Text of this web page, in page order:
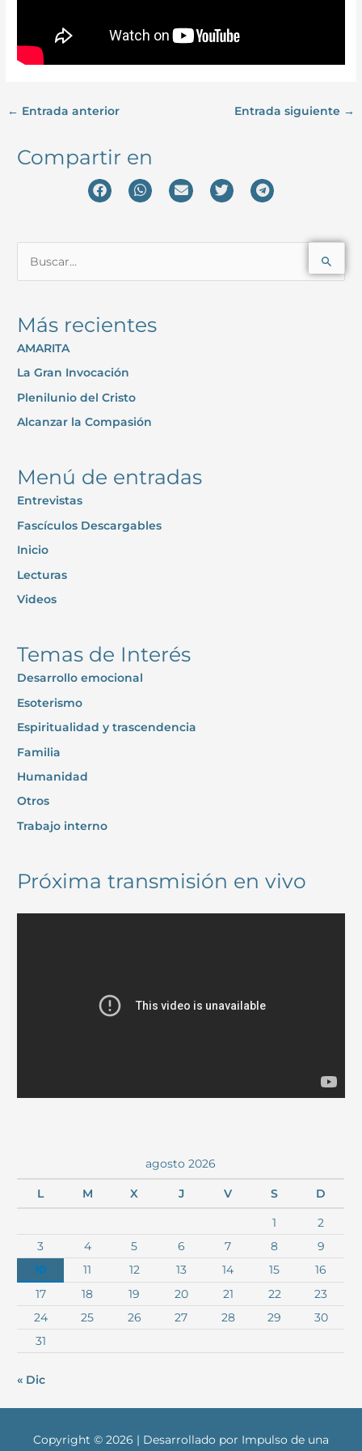
← Entrada anterior Entrada siguiente →
Compartir en
c
a
r
p
o
Más recientes
AMARITA
La Gran Invocación
Plenilunio del Cristo
Alcanzar la Compasión
Menú de entradas
Entrevistas
Fascículos Descargables
Inicio
Lecturas
Videos
Temas de Interés
Desarrollo emocional
Esoterismo
Espiritualidad y trascendencia
Familia
Humanidad
Otros
Trabajo interno
Próxima transmisión en vivo
agosto 2026
L M X J V S D
1
2
3
4 5 6 7 8
9
10
11 12 13 14 15
16
17
18 19 20 21 22
23
24
25 26 27 28 29
30
31
« Dic
Copyright © 2026 | Desarrollado por Impulso de una